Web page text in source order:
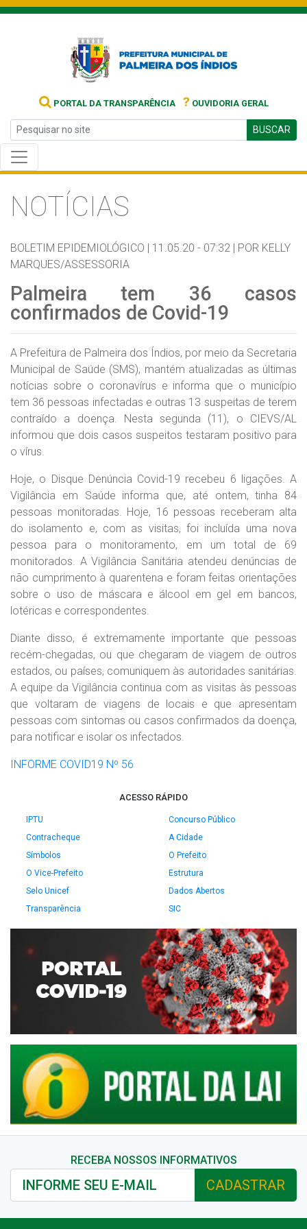
PORTAL DA TRANSPARÊNCIA ? OUVIDORIA GERAL
BUSCAR
NOTÍCIAS
BOLETIM EPIDEMIOLÓGICO | 11.05.20 - 07:32 | POR KELLY
MARQUES/ASSESSORIA
Palmeira tem 36 casos
confirmados de Covid-19
A Prefeitura de Palmeira dos Índios, por meio da Secretaria
Municipal de Saúde (SMS), mantém atualizadas as últimas
notícias sobre o coronavírus e informa que o município
tem 36 pessoas infectadas e outras 13 suspeitas de terem
contraído a doença. Nesta segunda (11), o CIEVS/AL
informou que dois casos suspeitos testaram positivo para
o vírus.
Hoje, o Disque Denúncia Covid-19 recebeu 6 ligações. A
Vigilância em Saúde informa que, até ontem, tinha 84
pessoas monitoradas. Hoje, 16 pessoas receberam alta
do isolamento e, com as visitas, foi incluída uma nova
pessoa para o monitoramento, em um total de 69
monitorados. A Vigilância Sanitária atendeu denúncias de
não cumprimento à quarentena e foram feitas orientações
sobre o uso de máscara e álcool em gel em bancos,
lotéricas e correspondentes.
Diante disso, é extremamente importante que pessoas
recém-chegadas, ou que chegaram de viagem de outros
estados, ou países, comuniquem às autoridades sanitárias.
A equipe da Vigilância continua com as visitas às pessoas
que voltaram de viagens de locais e que apresentam
pessoas com sintomas ou casos confirmados da doença,
para notificar e isolar os infectados.
INFORME COVID19 Nº 56
ACESSO RÁPIDO
IPTU
Concurso Público
Contracheque
A Cidade
Símbolos
O Prefeito
O Vice-Prefeito
Estrutura
Selo Unicef
Dados Abertos
Transparência
SIC
RECEBA NOSSOS INFORMATIVOS
CADASTRAR